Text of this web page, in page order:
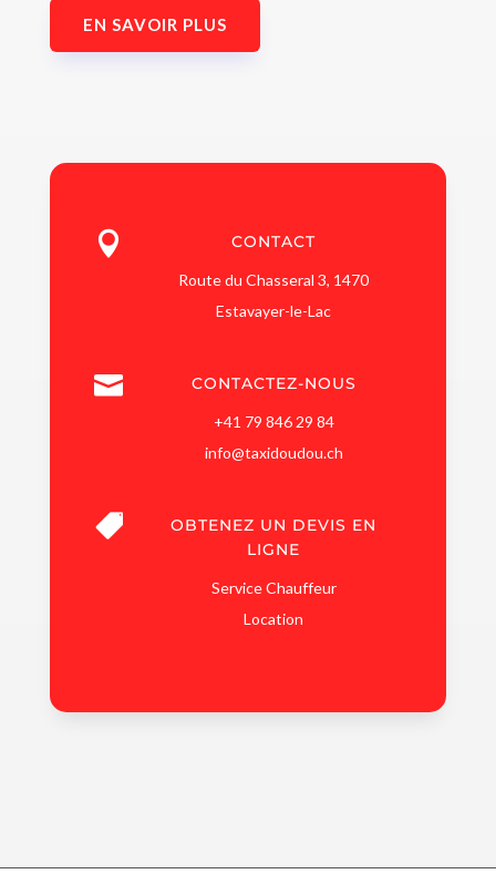
EN SAVOIR PLUS
 CONTACT
Route du Chasseral 3, 1470
Estavayer-le-Lac
 CONTACTEZ-NOUS
+41 79 846 29 84
info@taxidoudou.ch

OBTENEZ UN DEVIS EN
LIGNE
Service Chauffeur
Location